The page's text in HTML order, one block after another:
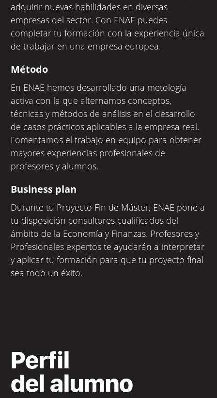
adquirir nuevas habilidades en diversas
empresas del sector. Con ENAE puedes
completar tu formación con la experiencia única
de trabajar en una empresa europea.
Método
En ENAE hemos desarrollado una metología
activa con la que alternamos conceptos,
técnicas y métodos de análisis en el desarrollo
de casos prácticos aplicables a la empresa real.
Fomentamos el trabajo en equipo para obtener
mayores experiencias profesionales de
profesores y alumnos.
Business plan
Durante tu Proyecto Fin de Máster, ENAE pone a
tu disposición consultores cualificados del
ámbito de la Economía y Finanzas. Profesores y
Profesionales expertos te ayudarán a interpretar
y aplicar tu formación para que tu proyecto final
sea todo un éxito.
Perfil
del alumno